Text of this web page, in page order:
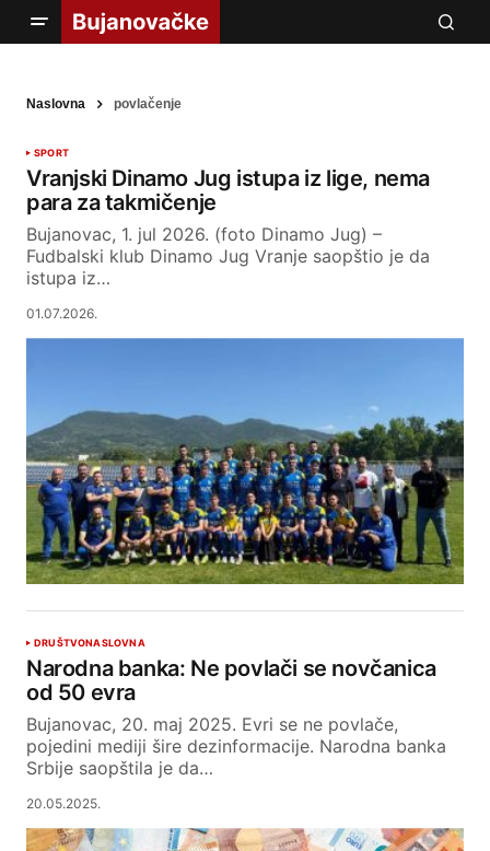
Naslovna povlačenje
SPORT
Vranjski Dinamo Jug istupa iz lige, nema
para za takmičenje
Bujanovac, 1. jul 2026. (foto Dinamo Jug) –
Fudbalski klub Dinamo Jug Vranje saopštio je da
istupa iz…
01.07.2026.
DRUŠTVONASLOVNA
Narodna banka: Ne povlači se novčanica
od 50 evra
Bujanovac, 20. maj 2025. Evri se ne povlače,
pojedini mediji šire dezinformacije. Narodna banka
Srbije saopštila je da…
20.05.2025.